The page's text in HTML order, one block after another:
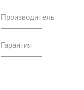
Производитель
Гарантия